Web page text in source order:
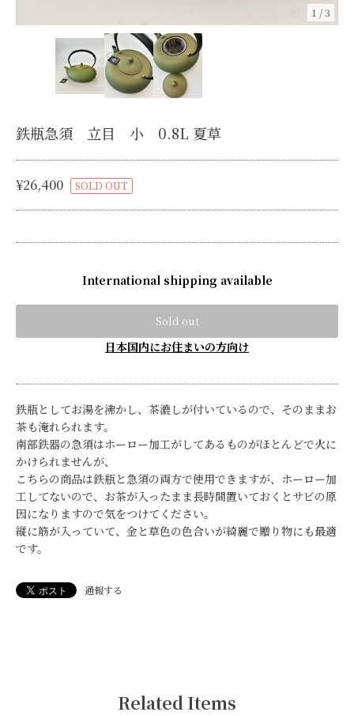
1 /3
鉄瓶急須 立目 小 0.8L 夏草
¥26,400 SOLD OUT
International shipping available
Sold out
日本国内にお住まいの方向け
鉄瓶としてお湯を沸かし、茶漉しが付いているので、そのままお
茶も淹れられます。
南部鉄器の急須はホーロー加工がしてあるものがほとんどで火に
かけられませんが、
こちらの商品は鉄瓶と急須の両方で使用できますが、ホーロー加
工してないので、お茶が入ったまま長時間置いておくとサビの原
因になりますので気をつけてください。
縦に筋が入っていて、金と草色の色合いが綺麗で贈り物にも最適
です。
通報する
Related Items